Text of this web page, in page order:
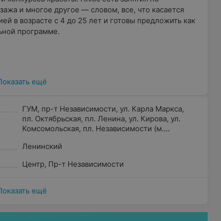
и многое другое — словом, все, что касается
в возрасте с 4 до 25 лет и готовы предложить как
программе.
в сфере моды как минимум с начала 2000-х.
конкурсы красоты.
Юлия Богук в модной индустрии с 2001 года,
— «Супермодель Беларуси», 2007 —
Заместитель директора Светлана Хомичук в моде
ещё
ГУМ, пр-т Независимости, ул. Карла Маркса,
пл. Октябрьская, пл. Ленина, ул. Кирова, ул.
Комсомольская, пл. Независимости (м.
Дворец Республики
Ленинский
Центр, Пр-т Независимости
ещё